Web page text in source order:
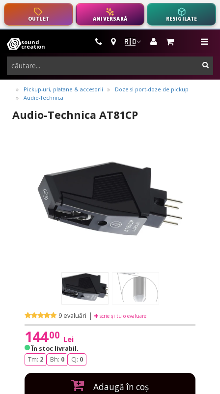
OUTLET ANIVERSARĂ RESIGILATE
🇷🇴
sound
creation
instrumente
muzicale,
echipamente
pro-
audio
Pickup-uri, platane & accesorii
Doze si port-doze de pickup
Audio-Technica
Audio-Technica AT81CP
9 evaluări | scrie și tu o evaluare
14400 Lei
În stoc livrabil.
Tm: 2 Bh: 0 Cj: 0
Adaugă în coș